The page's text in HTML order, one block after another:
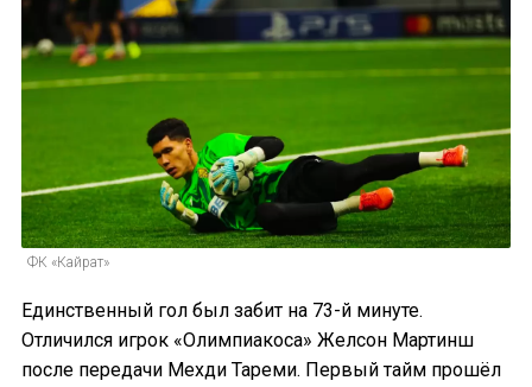
ФК «Кайрат»
Единственный гол был забит на 73-й минуте.
Отличился игрок «Олимпиакоса» Желсон Мартинш
после передачи Мехди Тареми. Первый тайм прошёл